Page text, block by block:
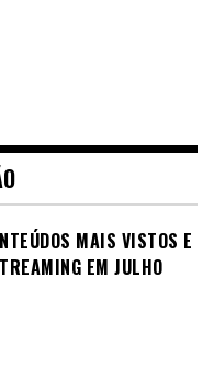
MAIS VISTOS E
EM JULHO